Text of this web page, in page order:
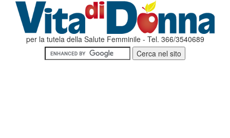
per la tutela della Salute Femminile - Tel. 366/3540689